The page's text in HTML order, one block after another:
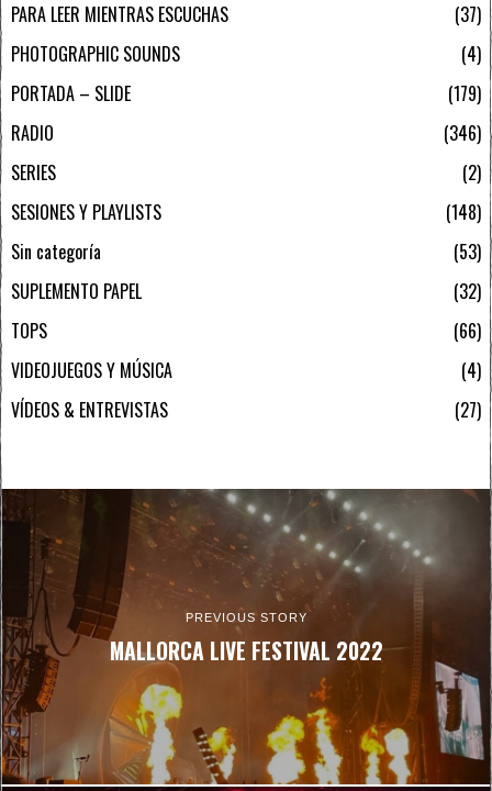
PARA LEER MIENTRAS ESCUCHAS
37
PHOTOGRAPHIC SOUNDS
4
PORTADA – SLIDE
179
RADIO
346
SERIES
2
SESIONES Y PLAYLISTS
148
Sin categoría
53
SUPLEMENTO PAPEL
32
TOPS
66
VIDEOJUEGOS Y MÚSICA
4
VÍDEOS & ENTREVISTAS
27
PREVIOUS STORY
MALLORCA LIVE FESTIVAL 2022